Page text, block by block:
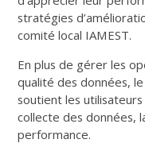
stratégies
comité local IAMEST.
En plus de gérer les
qualité des données,
soutient les
collecte des données,
performance.